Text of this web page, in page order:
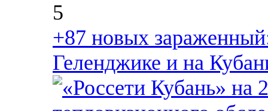
5
+87 новых
Геленджике и на